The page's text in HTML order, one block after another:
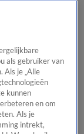
Laatste
als gebruiker van
Als je „Alle
kunnen
en om
Als je
intrekt,